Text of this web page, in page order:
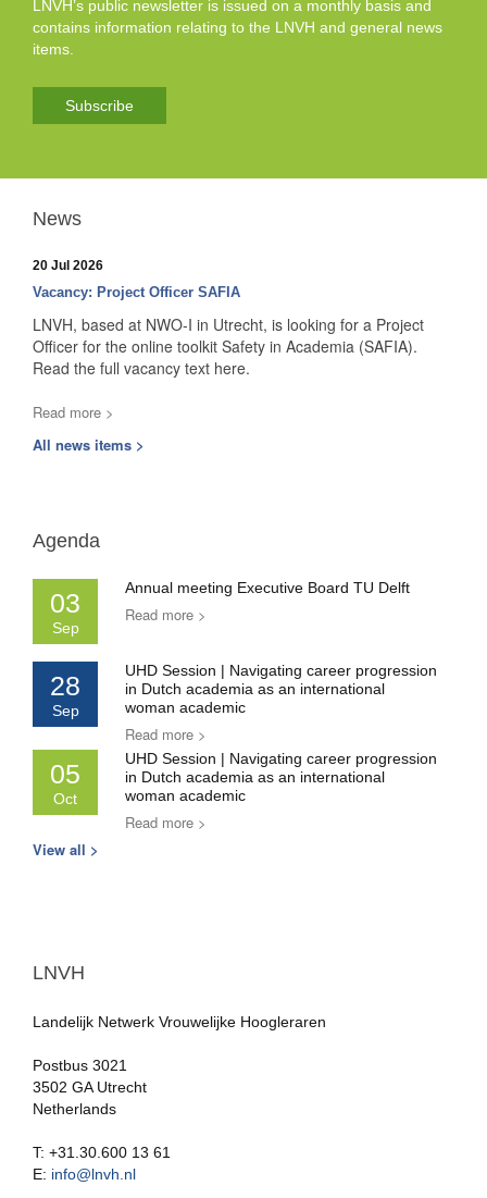
LNVH’s public newsletter is issued on a monthly basis and
contains information relating to the LNVH and general news
items.
Subscribe
News
20 Jul 2026
Vacancy: Project Officer SAFIA
LNVH, based at NWO-I in Utrecht, is looking for a Project
Officer for the online toolkit Safety in Academia (SAFIA).
Read the full vacancy text here.
Read more >
All news items >
Agenda
03
Sep
Annual meeting Executive Board TU Delft
Read more >
28
Sep
UHD Session | Navigating career progression
in Dutch academia as an international
woman academic
Read more >
05
Oct
UHD Session | Navigating career progression
in Dutch academia as an international
woman academic
Read more >
View all >
LNVH
Landelijk Netwerk Vrouwelijke Hoogleraren
Postbus 3021
3502 GA Utrecht
Netherlands
T: +31.30.600 13 61
E: info@lnvh.nl